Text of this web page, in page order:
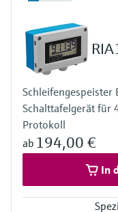
Device Viewer
Produktspezifische
Dokumente finden
Ersatzteilsuche
Ersatzteile anhand von
Bestellcode oder
Füllstandsmessung
Alle ansehen
Aluminium &
Prozessphotometer
Memosens-
Schleifengespeister
Schalttafelgerät für
Protokoll
ab 194,00 €
In